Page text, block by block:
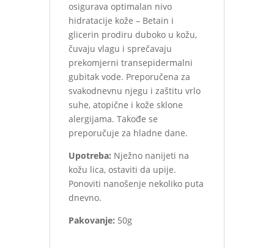
osigurava optimalan nivo
hidratacije kože – Betain i
glicerin prodiru duboko u kožu,
čuvaju vlagu i sprečavaju
prekomjerni transepidermalni
gubitak vode. Preporučena za
svakodnevnu njegu i zaštitu vrlo
suhe, atopične i kože sklone
alergijama. Takođe se
preporučuje za hladne dane.
Upotreba: Nježno nanijeti na
kožu lica, ostaviti da upije.
Ponoviti nanošenje nekoliko puta
dnevno.
Pakovanje: 50g